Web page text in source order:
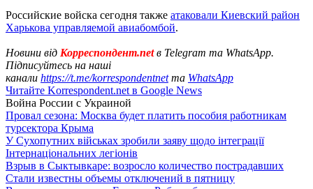
Российские войска сегодня также атаковали Киевский район
Харькова управляемой авиабомбой.
Новини від Корреспондент.netв Telegram та WhatsApp.
Підписуйтесь на наші
канали https://t.me/korrespondentnetта WhatsApp
Читайте Korrespondent.net в Google News
Война России с Украиной
Провал сезона: Москва будет платить пособия работникам
турсектора Крыма
У Сухопутних військах зробили заяву щодо інтеграції
Інтернаціональних легіонів
Взрыв в Сыктывкаре: возросло количество пострадавших
Стали известны объемы отключений в пятницу